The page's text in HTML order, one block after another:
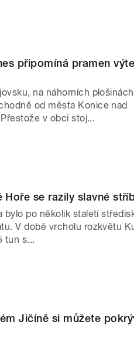
připomíná pramen
na náhorních plošinách
od města Konice nad
v obci stoj...
Hoře se razily slavné
po několik staletí
V době vrcholu rozkvětu
tun s...
Jičíně si můžete